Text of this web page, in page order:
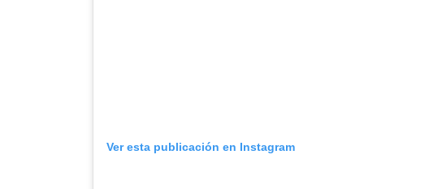
Ver esta publicación en Instagram